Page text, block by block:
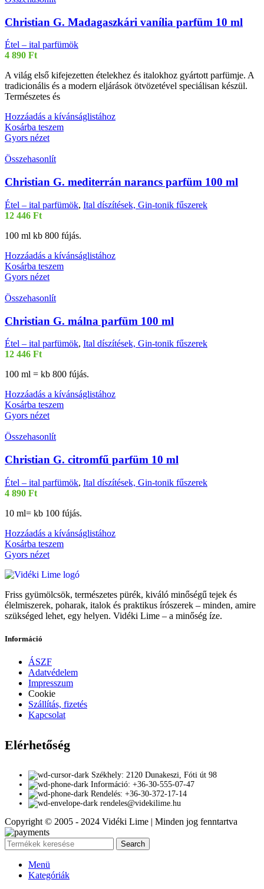
Christian G. Madagaszkári vanília parfüm 10 ml
Étel – ital parfümök
4 890 Ft
A világ első kifejezetten ételekhez és italokhoz gyártott parfümje. A
tradicionális és a modern eljárások ötvözetével speciálisan készül.
Természetes és
Hozzáadás a kívánságlistához
Kosárba teszem
Gyors nézet
Összehasonlít
Christian G. mediterrán narancs parfüm 100 ml
Étel – ital parfümök, Ital díszítések, Gin-tonik fűszerek
12 446 Ft
100 ml kb 800 fújás.
Hozzáadás a kívánságlistához
Kosárba teszem
Gyors nézet
Összehasonlít
Christian G. málna parfüm 100 ml
Étel – ital parfümök, Ital díszítések, Gin-tonik fűszerek
12 446 Ft
100 ml = kb 800 fújás.
Hozzáadás a kívánságlistához
Kosárba teszem
Gyors nézet
Összehasonlít
Christian G. citromfű parfüm 10 ml
Étel – ital parfümök, Ital díszítések, Gin-tonik fűszerek
4 890 Ft
10 ml= kb 100 fújás.
Hozzáadás a kívánságlistához
Kosárba teszem
Gyors nézet
Friss gyümölcsök, természetes pürék, kiváló minőségű tejek és
élelmiszerek, poharak, italok és praktikus írószerek – minden, amire
szükséged lehet, egy helyen. Vidéki Lime – a minőség íze.
Információ
ÁSZF
Adatvédelem
Impresszum
Cookie
Szállítás, fizetés
Kapcsolat
Elérhetőség
Székhely: 2120 Dunakeszi, Fóti út 98
Információ: +36-30-555-07-47
Rendelés: +36-30-372-17-14
rendeles@videkilime.hu
Copyright © 2005 - 2024 Vidéki Lime | Minden jog fenntartva
Search
Menü
Kategóriák